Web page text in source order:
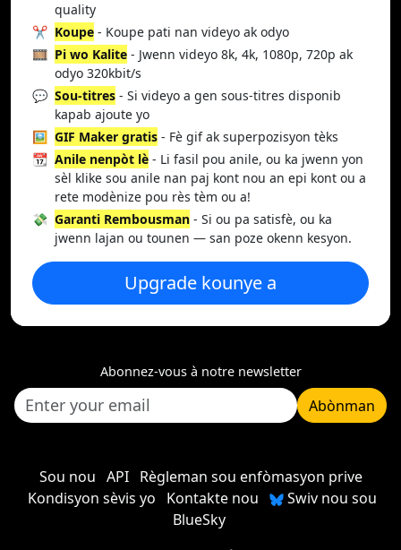
quality
✂️ Koupe - Koupe pati nan videyo ak odyo
🎞️ Pi wo Kalite - Jwenn videyo 8k, 4k, 1080p, 720p ak
odyo 320kbit/s
💬 Sou-titres - Si videyo a gen sous-titres disponib
kapab ajoute yo
🖼️ GIF Maker gratis - Fè gif ak superpozisyon tèks
📆 Anile nenpòt lè - Li fasil pou anile, ou ka jwenn yon
sèl klike sou anile nan paj kont nou an epi kont ou a
rete modènize pou rès tèm ou a!
💸 Garanti Rembousman - Si ou pa satisfè, ou ka
jwenn lajan ou tounen — san poze okenn kesyon.
Upgrade kounye a
Abonnez-vous à notre newsletter
Abònman
Sou nou API
Règleman sou enfòmasyon prive
Kondisyon sèvis yo
Kontakte nou
Swiv nou sou
BlueSky